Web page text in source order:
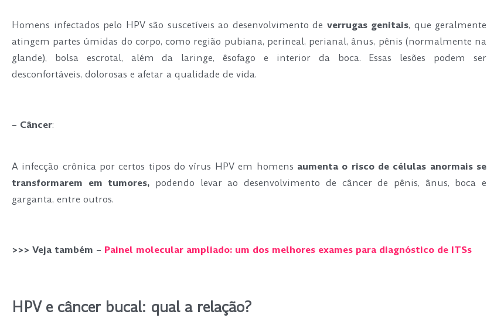
Homens infectados pelo HPV são suscetíveis ao desenvolvimento de verrugas genitais, que geralmente
atingem partes úmidas do corpo, como região pubiana, perineal, perianal, ânus, pênis (normalmente na
glande), bolsa escrotal, além da laringe, êsofago e interior da boca. Essas lesões podem ser
desconfortáveis, dolorosas e afetar a qualidade de vida.
– Câncer:
A infecção crônica por certos tipos do vírus HPV em homens aumenta o risco de células anormais se
transformarem em tumores, podendo levar ao desenvolvimento de câncer de pênis, ânus, boca e
garganta, entre outros.
>>> Veja também – Painel molecular ampliado: um dos melhores exames para diagnóstico de ITSs
HPV e câncer bucal: qual a relação?